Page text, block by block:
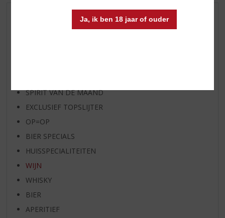
Ja, ik ben 18 jaar of ouder
SPIRIT VAN DE MAAND
EXCLUSIEF TOPSLIJTER
OP=OP
BIER SPECIALS
HUISSPECIALITEITEN
WIJN
WHISKY
BIER
APERITIEF